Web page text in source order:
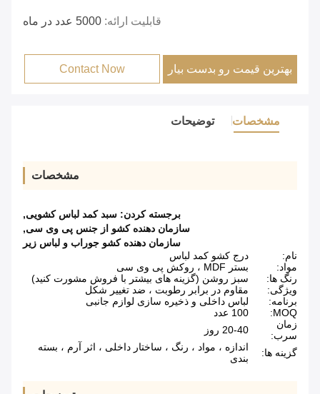
قابلیت ارائه: 5000 عدد در ماه
بهترین قیمت رو بدست بیار Contact Now
مشخصات توضیحات
مشخصات
برجسته کردن: سبد کمد لباس کشویی,
سازمان دهنده کشو از جنس پی وی سی,
سازمان دهنده کشو جوراب و لباس زیر
نام:
درج کشو کمد لباس
مواد:
بستر MDF ، روکش پی وی سی
رنگ ها:
سبز روشن (گزینه های بیشتر با فروش مشورت کنید)
ویژگی:
مقاوم در برابر رطوبت ، ضد تغییر شکل
برنامه:
لباس داخلی و ذخیره سازی لوازم جانبی
MOQ:
100 عدد
زمان
سرب:
20-40 روز
گزینه ها:
اندازه ، مواد ، رنگ ، ساختار داخلی ، اثر آرم ، بسته
بندی